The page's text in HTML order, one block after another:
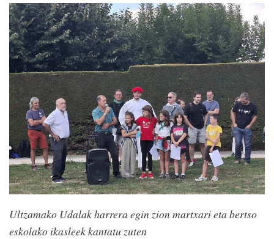
Ultzamako Udalak harrera egin zion martxari eta bertso
eskolako ikasleek kantatu zuten